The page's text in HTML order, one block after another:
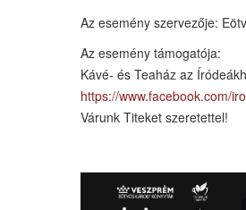
Az esemény szervezője:
Az esemény támogatója:
Kávé- és Teaház az
https://www.facebook.com/
Várunk Titeket szeretettel!